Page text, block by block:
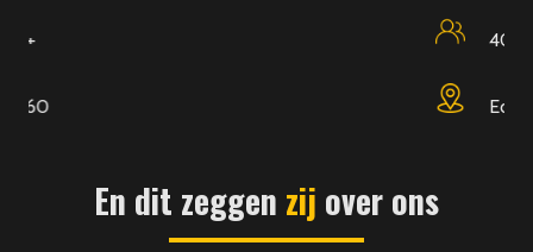
En dit zeggen zij over ons